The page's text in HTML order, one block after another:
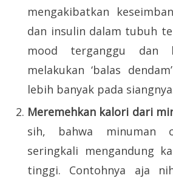
mengakibatkan
dan insulin dalam tubuh
mood terganggu dan
melakukan ‘balas
lebih banyak pada
Meremehkan kalori dari
sih, bahwa minuman
seringkali mengandung
tinggi. Contohnya aja